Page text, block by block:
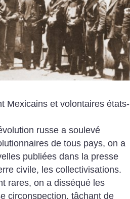
Mexicains et volontaires états-
russe a soulevé
de tous pays, on a
publiées dans la presse
civile, les collectivisations.
rares, on a disséqué les
circonspection, tâchant de